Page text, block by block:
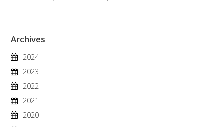
Archives
2024
2023
2022
2021
2020